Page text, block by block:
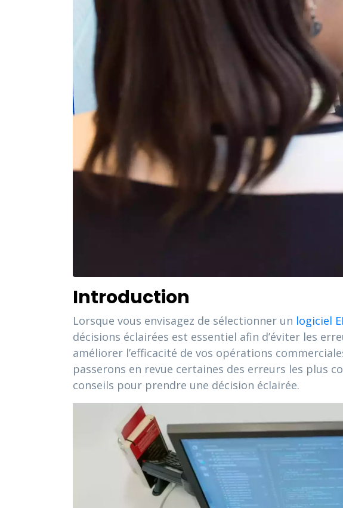
Introduction
Lorsque vous envisagez de sélectionner un logiciel
décisions éclairées est essentiel afin d’éviter les
améliorer l’efficacité de vos opérations
passerons en revue certaines des erreurs les plus
conseils pour prendre une décision éclairée.